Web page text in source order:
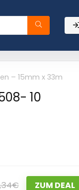
– 15mm x 33m
10
ZUM DEAL